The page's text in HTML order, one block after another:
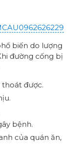
biến do lượng
đường cống bị
được.
bệnh.
của quán ăn,